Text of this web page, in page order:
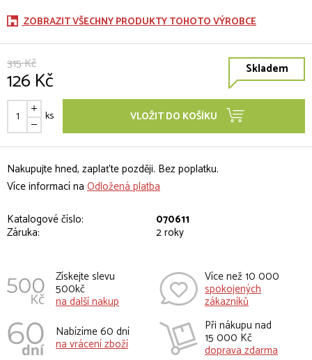
ZOBRAZIT VŠECHNY PRODUKTY TOHOTO VÝROBCE
315 Kč
126 Kč Skladem
ks VLOŽIT DO KOŠÍKU
Nakupujte hned, zaplaťte později. Bez poplatku.
Více informací na Odložená platba
Katalogové číslo:
070611
Záruka: 2 roky
Získejte slevu
500kč
na další nakup
Více než 10 000
spokojených
zákazníků
Nabízíme 60 dní
na vrácení zboží
Při nákupu nad
15 000 Kč
doprava zdarma